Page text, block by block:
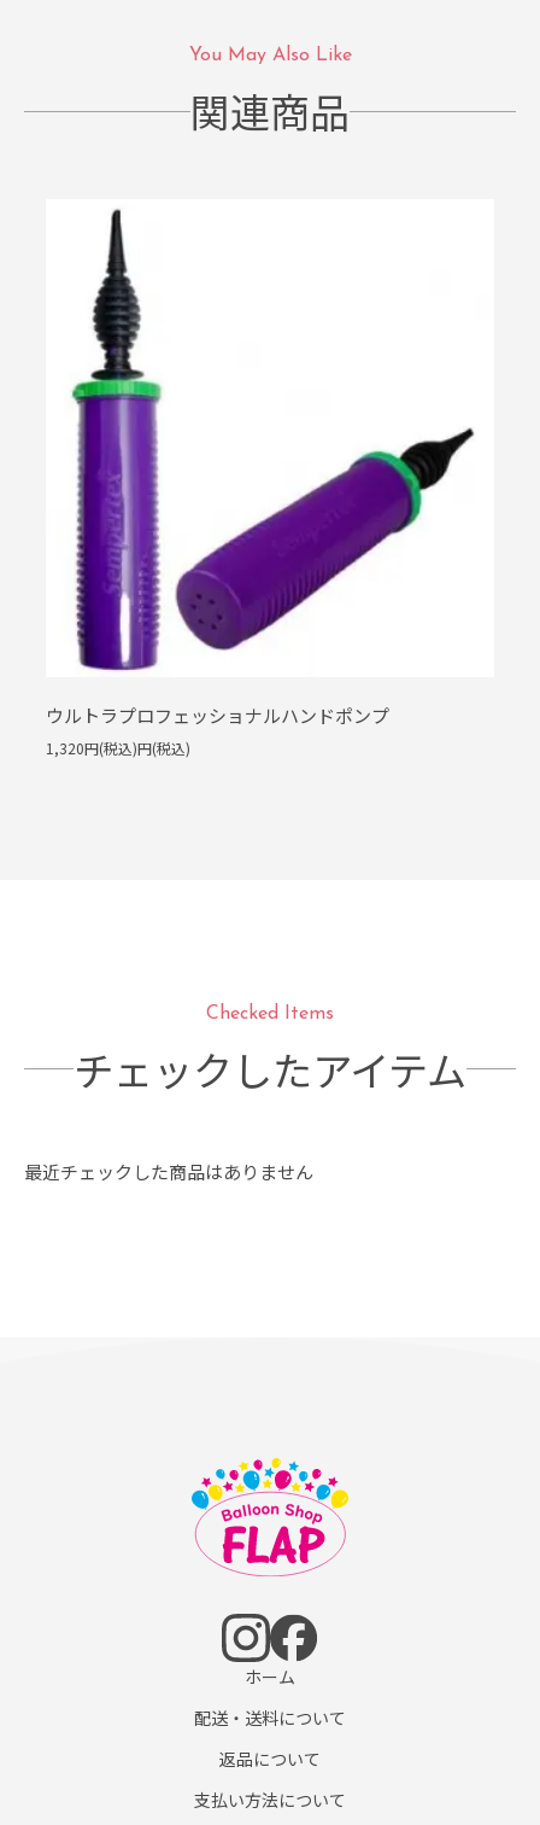
You May Also Like
関連商品
ウルトラプロフェッショナルハンドポンプ
1,320円(税込)円(税込)
Checked Items
チェックしたアイテム
最近チェックした商品はありません
ホーム
配送・送料について
返品について
支払い方法について